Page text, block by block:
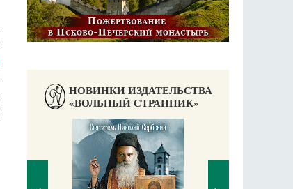
НОВИНКИ ИЗДАТЕЛЬСТВА
«ВОЛЬНЫЙ СТРАННИК»